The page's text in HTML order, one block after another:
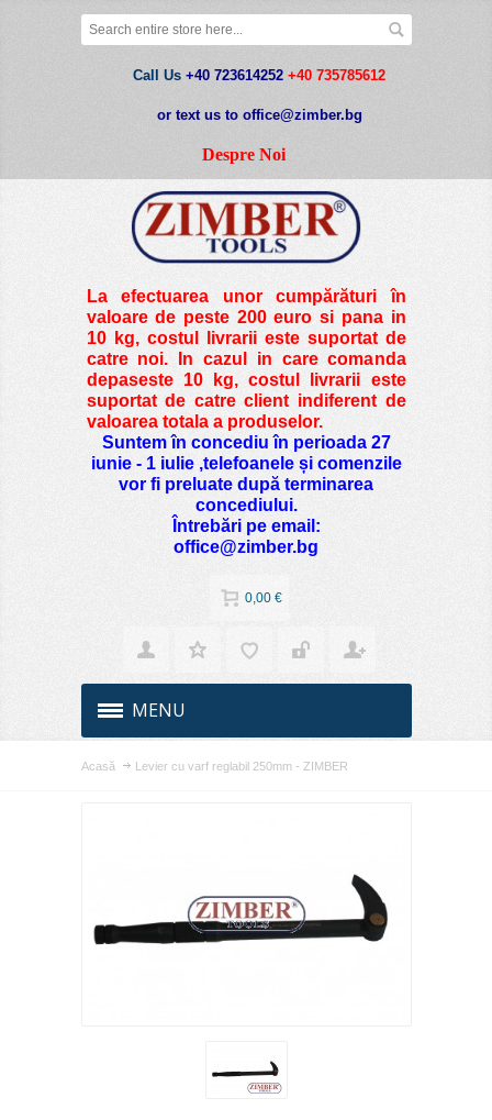
Call Us +40 723614252 +40 735785612
or text us to office@zimber.bg
Despre Noi
La efectuarea unor cumpărături în
valoare de peste200 euro si pana in
10 kg, costul livrarii este suportat de
catre noi. In cazul in care comanda
depaseste 10 kg, costul livrarii este
suportat de catre client indiferent de
valoarea totala a produselor.
Suntem în concediu în perioada 27
iunie - 1 iulie ,telefoanele și comenzile
vor fi preluate după terminarea
concediului.
Întrebări pe email:
office@zimber.bg
0,00 €
MENU
Acasă Levier cu varf reglabil 250mm - ZIMBER